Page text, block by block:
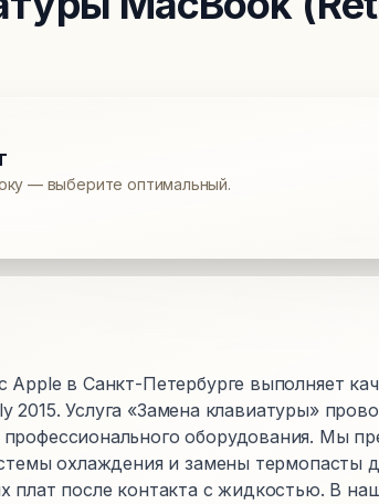
— выберите оптимальный.
Apple в Санкт-Петербурге выполняет
2015. Услуга «Замена клавиатуры»
оборудования. Мы
охлаждения и замены термопасты
плат после контакта с жидкостью. В